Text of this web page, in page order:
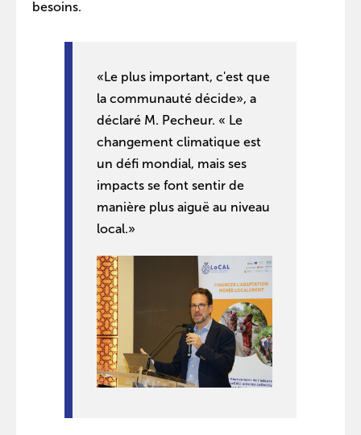
besoins.
«Le plus important, c'est que
la communauté décide», a
déclaré M. Pecheur. « Le
changement climatique est
un défi mondial, mais ses
impacts se font sentir de
manière plus aiguë au niveau
local.»